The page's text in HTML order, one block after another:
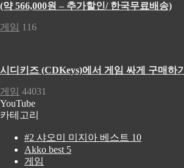
(약 566,000원 – 추가할인/ 한국무료배송)
게임 116
시디키즈 (CDKeys)에서 게임 싸게 구매하기
게임 44031
YouTube
카테고리
#2 샤오미 미지아 베스트 10
Akko best 5
게임